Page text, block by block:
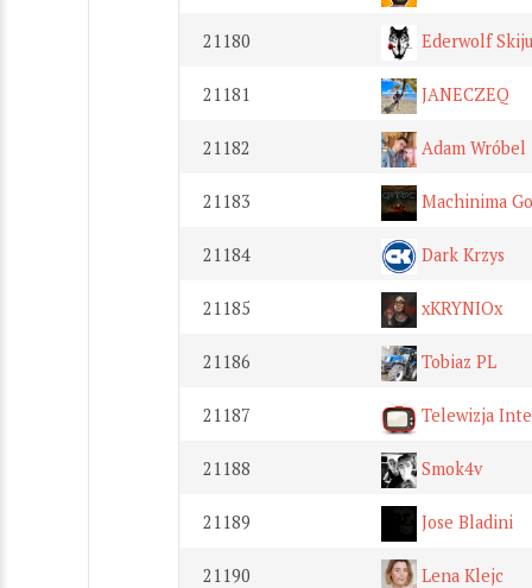
21180 Ederwolf
21181 JANECZEQ
21182 Adam Wróbel
21183 Machinima
21184 Dark Krzys
21185 xKRYNIOx
21186 Tobiaz PL
21187 Telewizja
21188 Smok4v
21189 Jose Bladini
21190 Lena Klejc